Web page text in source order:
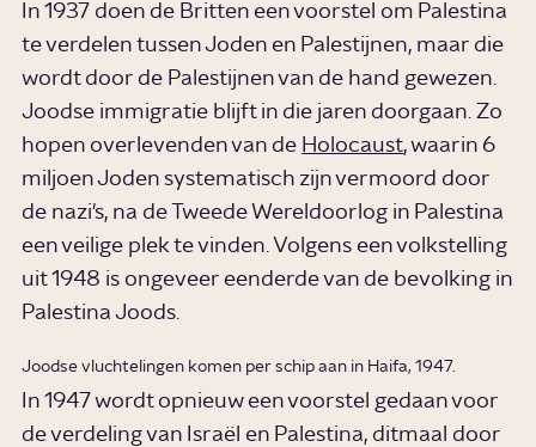
In 1937 doen de Britten een voorstel om Palestina
te verdelen tussen Joden en Palestijnen, maar die
wordt door de Palestijnen van de hand gewezen.
Joodse immigratie blijft in die jaren doorgaan. Zo
hopen overlevenden van de Holocaust, waarin 6
miljoen Joden systematisch zijn vermoord door
de nazi's, na de Tweede Wereldoorlog in Palestina
een veilige plek te vinden. Volgens een volkstelling
uit 1948 is ongeveer eenderde van de bevolking in
Palestina Joods.
Joodse vluchtelingen komen per schip aan in Haifa, 1947.
In 1947 wordt opnieuw een voorstel gedaan voor
de verdeling van Israël en Palestina, ditmaal door